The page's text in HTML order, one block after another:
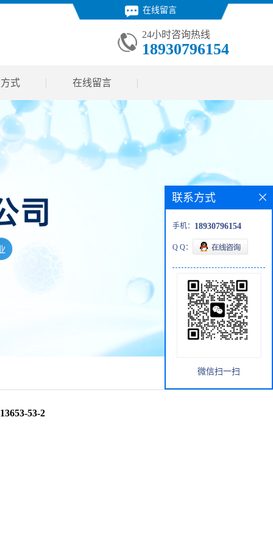
在线留言
24小时咨询热线
18930796154
式 在线留言
53-2
联系方式
手机： 18930796154
Q Q：
微信扫一扫